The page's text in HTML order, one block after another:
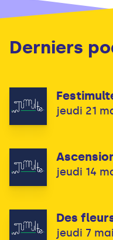
Derniers
jeudi 21
jeudi 14
Des
jeudi 7 mai